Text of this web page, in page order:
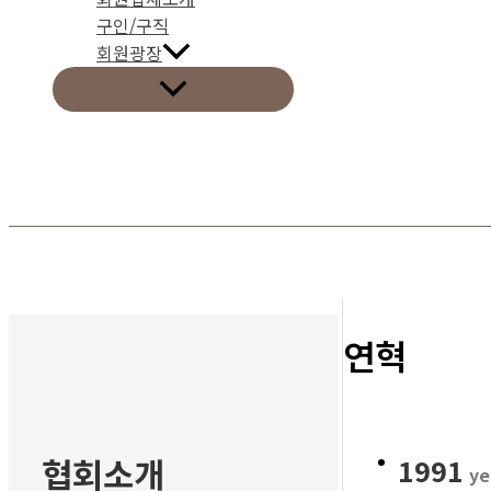
구인/구직
회원광장
협회소개
연혁
1991